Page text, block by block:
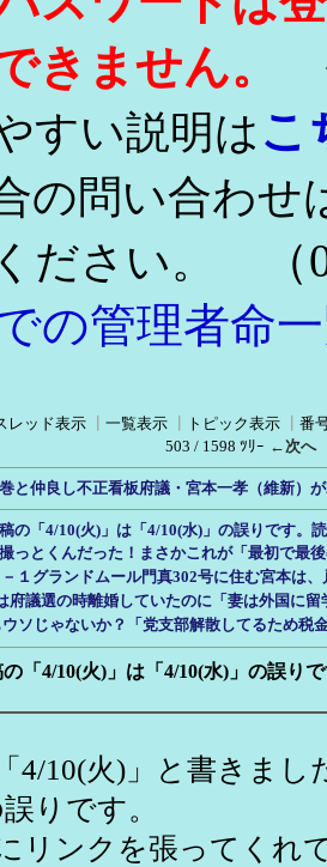
きません。
すい説明はこ
の問い合わせ
ださい。
（
の管理者命
レッド表示 一覧表示 トピック表示
番
503 / 1598 ﾂﾘｰ ←次へ
と仲良し不正看板府議・宮本一孝（維新）
の「4/10(火)」は「4/10(水)」の誤りです。
っとくんだった！まさかこれが「最初で最
１グランドムール門真302号に住む宮本は
府議選の時離婚していたのに「妻は外国に
ソじゃないか？「党支部解散してるため税
の「4/10(火)」は「4/10(水)」の誤り
4/10(火)」と書きまし
りです。
リンクを張ってくれ